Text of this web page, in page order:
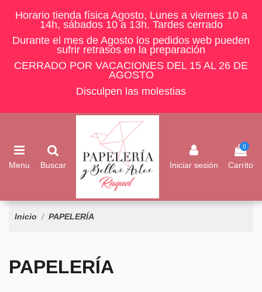
Horario tienda física Agosto, Lunes a viernes 10 a
14h, sábados 10 a 13h. Tardes cerrado
Durante el mes de Agosto los pedidos web pueden
sufrir retrasos en la preparación
CERRADO POR VACACIONES DEL 15 AL 26 DE
AGOSTO
Disculpen las molestias
Menu Buscar Iniciar sesión
0
Carrito
Inicio PAPELERÍA
PAPELERÍA